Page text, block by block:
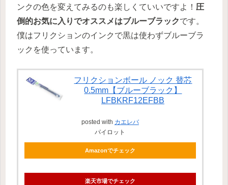
ンクの色を変えてみるのも楽しくていいですよ！ 圧
倒的お気に入りでオススメはブルーブラックです。
僕はフリクションのインクで黒は使わずブルーブラ
ックを使っています。
フリクションボール ノック 替芯
0.5mm【ブルーブラック】
LFBKRF12EFBB
posted with カエレバ
パイロット
Amazonでチェック
楽天市場でチェック